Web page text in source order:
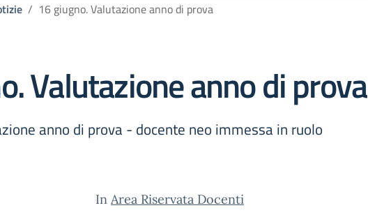
16 giugno. Valutazione anno di prova
Valutazione anno di prova
anno di prova - docente neo immessa in ruolo
In Area Riservata Docenti